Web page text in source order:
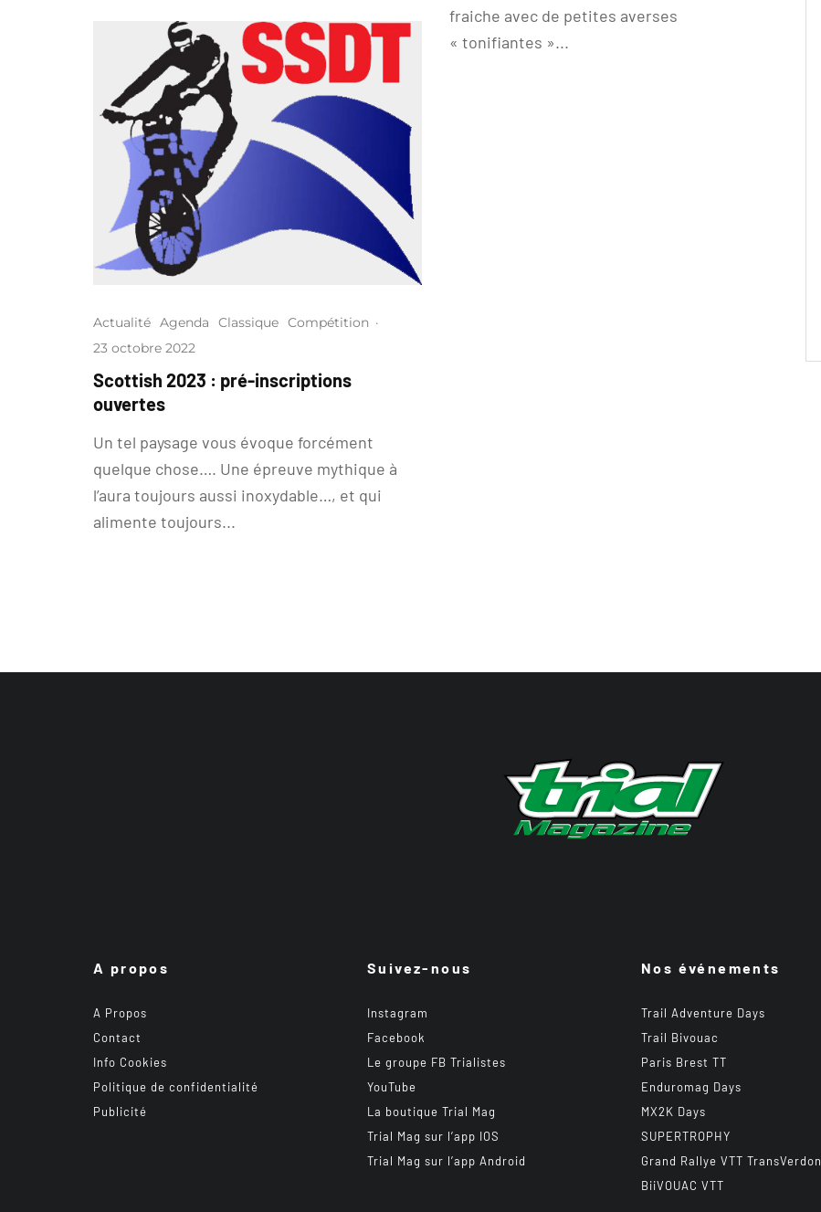
Actualité Agenda Classique Compétition ·
23 octobre 2022
Scottish 2023 : pré-inscriptions
ouvertes
Un tel paysage vous évoque forcément
quelque chose…. Une épreuve mythique à
l’aura toujours aussi inoxydable…, et qui
alimente toujours...
fraiche avec de petites averses
« tonifiantes »...
A propos
A Propos
Contact
Info Cookies
Politique de confidentialité
Publicité
Suivez-nous
Instagram
Facebook
Le groupe FB Trialistes
YouTube
La boutique Trial Mag
Trial Mag sur l’app IOS
Trial Mag sur l’app Android
Nos événements
Trail Adventure Days
Trail Bivouac
Paris Brest TT
Enduromag Days
MX2K Days
SUPERTROPHY
Grand Rallye VTT TransVerdon
BiiVOUAC VTT